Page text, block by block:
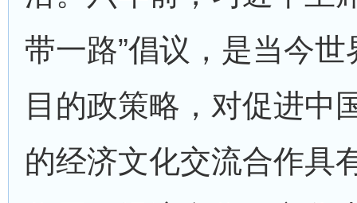
带一路”倡议，是当今
目的政策略，对促进中
的经济文化交流合作具